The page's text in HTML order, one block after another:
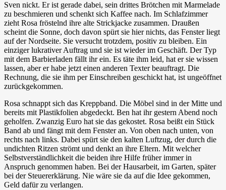
Sven nickt. Er ist gerade dabei, sein drittes Brötchen mit Marmelade
zu beschmieren und schenkt sich Kaffee nach. Im Schlafzimmer
zieht Rosa fröstelnd ihre alte Strickjacke zusammen. Draußen
scheint die Sonne, doch davon spürt sie hier nichts, das Fenster liegt
auf der Nordseite. Sie versucht trotzdem, positiv zu bleiben. Ein
einziger lukrativer Auftrag und sie ist wieder im Geschäft. Der Typ
mit dem Barbierladen fällt ihr ein. Es täte ihm leid, hat er sie wissen
lassen, aber er habe jetzt einen anderen Texter beauftragt. Die
Rechnung, die sie ihm per Einschreiben geschickt hat, ist ungeöffnet
zurückgekommen.
Rosa schnappt sich das Kreppband. Die Möbel sind in der Mitte und
bereits mit Plastikfolien abgedeckt. Ben hat ihr gestern Abend noch
geholfen. Zwanzig Euro hat sie das gekostet. Rosa beißt ein Stück
Band ab und fängt mit dem Fenster an. Von oben nach unten, von
rechts nach links. Dabei spürt sie den kalten Luftzug, der durch die
undichten Ritzen strömt und denkt an ihre Eltern. Mit welcher
Selbstverständlichkeit die beiden ihre Hilfe früher immer in
Anspruch genommen haben. Bei der Hausarbeit, im Garten, später
bei der Steuererklärung. Nie wäre sie da auf die Idee gekommen,
Geld dafür zu verlangen.